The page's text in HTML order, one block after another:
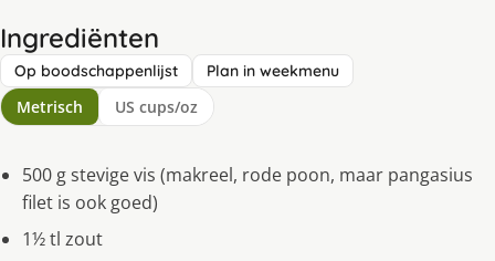
Ingrediënten
Op boodschappenlijst Plan in weekmenu
Metrisch US cups/oz
500 g stevige vis (makreel, rode poon, maar pangasius
filet is ook goed)
1½ tl zout